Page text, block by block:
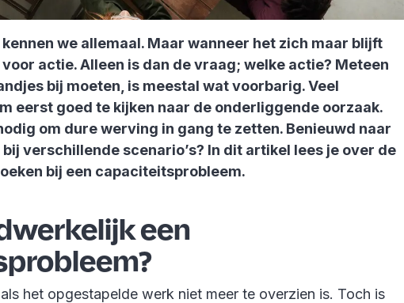
we allemaal. Maar wanneer het zich maar blijft
actie. Alleen is dan de vraag; welke actie? Meteen
bij moeten, is meestal wat voorbarig. Veel
eerst goed te kijken naar de onderliggende oorzaak.
om dure werving in gang te zetten. Benieuwd naar
verschillende scenario’s? In dit artikel lees je over de
bij een capaciteitsprobleem.
een
het opgestapelde werk niet meer te overzien is. Toch is